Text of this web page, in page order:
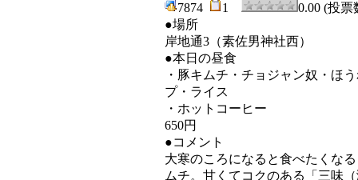
7874
1
0.00 (投票
●場所
岸地通3（素佐男神社西）
●本日の昼食
・豚キムチ・チョジャン奴・ほ
プ・ライス
・ホットコーヒー
650円
●コメント
大寒のころになると食べたくな
ムチ。甘くてコクのある「三味